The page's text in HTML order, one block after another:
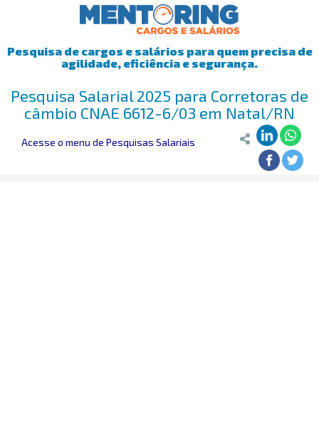
Pesquisa de cargos e salários para quem precisa de
agilidade, eficiência e segurança.
Pesquisa Salarial 2025 para Corretoras de
câmbio CNAE 6612-6/03 em Natal/RN
Acesse o menu de Pesquisas Salariais